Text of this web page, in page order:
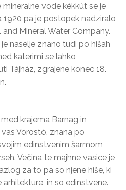
mineralne vode kékkút se je
pa je postopek nadziralo
Mineral Water Company.
naselje znano tudi po hišah
katerimi se lahko
Tájház, zgrajene konec 18.
krajema Barnag in
Vöröstó, znana po
edinstvenim šarmom
Večina te majhne vasice je
za to pa so njene hiše, ki
in so edinstvene.